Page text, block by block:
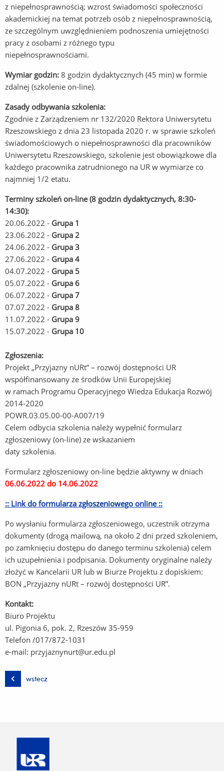
z niepełnosprawnością; wzrost świadomości społeczności
akademickiej na temat potrzeb osób z niepełnosprawnością,
ze szczególnym uwzględnieniem podnoszenia umiejętności
pracy z osobami z różnego typu
niepełnosprawnościami.
Wymiar godzin: 8 godzin dydaktycznych (45 min) w formie
zdalnej (szkolenie on-line).
Zasady odbywania szkolenia:
Zgodnie z Zarządzeniem nr 132/2020 Rektora Uniwersytetu
Rzeszowskiego z dnia 23 listopada 2020 r. w sprawie szkoleń
świadomościowych o niepełnosprawności dla pracowników
Uniwersytetu Rzeszowskiego, szkolenie jest obowiązkowe dla
każdego pracownika zatrudnionego na UR w wymiarze co
najmniej 1/2 etatu.
Terminy szkoleń on-line (8 godzin dydaktycznych, 8:30-
14:30):
20.06.2022 - Grupa 1
23.06.2022 - Grupa 2
24.06.2022 - Grupa 3
27.06.2022 - Grupa 4
04.07.2022 - Grupa 5
05.07.2022 - Grupa 6
06.07.2022 - Grupa 7
07.07.2022 - Grupa 8
11.07.2022 - Grupa 9
15.07.2022 - Grupa 10
Zgłoszenia:
Projekt „Przyjazny nURt” – rozwój dostępności UR
współfinansowany ze środków Unii Europejskiej
w ramach Programu Operacyjnego Wiedza Edukacja Rozwój
2014-2020
POWR.03.05.00-00-A007/19
Celem odbycia szkolenia należy wypełnić formularz
zgłoszeniowy (on-line) ze wskazaniem
daty szkolenia.
Formularz zgłoszeniowy on-line będzie aktywny w dniach
06.06.2022 do 14.06.2022
:: Link do formularza zgłoszeniowego online ::
Po wysłaniu formularza zgłoszeniowego, uczestnik otrzyma
dokumenty (drogą mailową, na około 2 dni przed szkoleniem,
po zamknięciu dostępu do danego terminu szkolenia) celem
ich uzupełnienia i podpisania. Dokumenty oryginalne należy
złożyć w Kancelarii UR lub w Biurze Projektu z dopiskiem:
BON „Przyjazny nURt – rozwój dostępności UR”.
Kontakt:
Biuro Projektu
ul. Pigonia 6, pok. 2, Rzeszów 35-959
Telefon /017/872-1031
e-mail: przyjaznynurt@ur.edu.pl
wstecz